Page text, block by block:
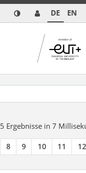
DE EN
Ergebnisse in 7
8 9 10 11 12